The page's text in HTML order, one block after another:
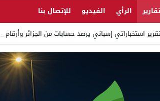
الرأي الفيديو
للإتصال بنا
استخباراتي إسباني يرصد حسابات من الجزائر وأرقاما بـ”213+” ض _